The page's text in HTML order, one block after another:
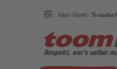
Mein Markt: Troisdorf